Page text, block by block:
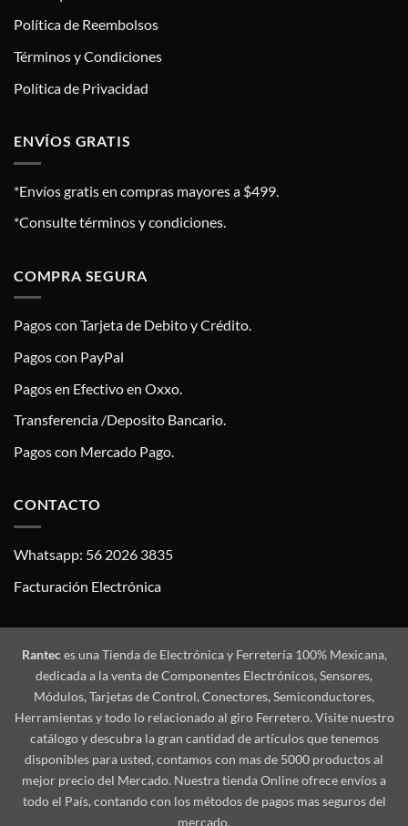
Política de Reembolsos
Términos y Condiciones
Política de Privacidad
ENVÍOS GRATIS
*Envíos gratis en compras mayores a $499.
*Consulte términos y condiciones.
COMPRA SEGURA
Pagos con Tarjeta de Debito y Crédito.
Pagos con PayPal
Pagos en Efectivo en Oxxo.
Transferencia /Deposito Bancario.
Pagos con Mercado Pago.
CONTACTO
Whatsapp: 56 2026 3835
Facturación Electrónica
Ranteces una Tienda de Electrónica y Ferretería 100% Mexicana,
dedicada a la venta de Componentes Electrónicos, Sensores,
Módulos, Tarjetas de Control, Conectores, Semiconductores,
Herramientas y todo lo relacionado al giro Ferretero. Visite nuestro
catálogo y descubra la gran cantidad de artículos que tenemos
disponibles para usted, contamos con mas de 5000 productos al
mejor precio del Mercado. Nuestra tienda Online ofrece envíos a
todo el País, contando con los métodos de pagos mas seguros del
mercado.